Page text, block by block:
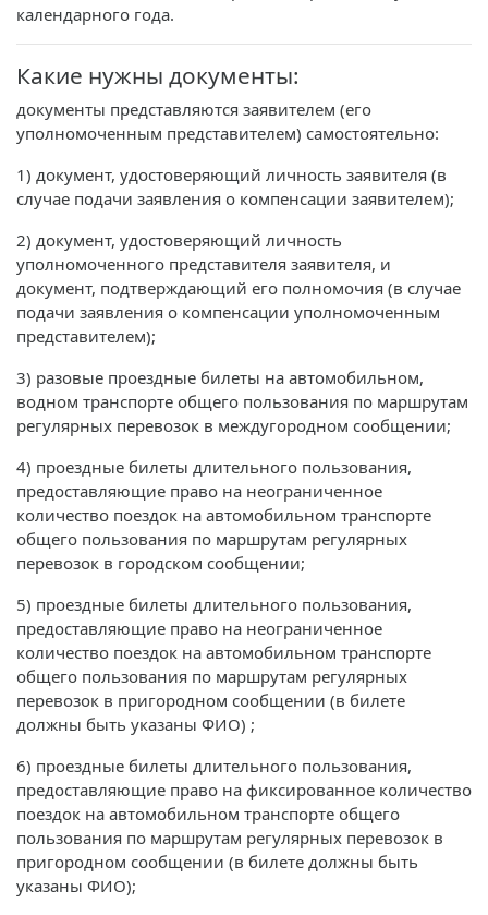
календарного года.
Какие нужны документы:
документы представляются заявителем (его
уполномоченным представителем) самостоятельно:
1) документ, удостоверяющий личность заявителя (в
случае подачи заявления о компенсации заявителем);
2) документ, удостоверяющий личность
уполномоченного представителя заявителя, и
документ, подтверждающий его полномочия (в случае
подачи заявления о компенсации уполномоченным
представителем);
3) разовые проездные билеты на автомобильном,
водном транспорте общего пользования по маршрутам
регулярных перевозок в междугородном сообщении;
4) проездные билеты длительного пользования,
предоставляющие право на неограниченное
количество поездок на автомобильном транспорте
общего пользования по маршрутам регулярных
перевозок в городском сообщении;
5) проездные билеты длительного пользования,
предоставляющие право на неограниченное
количество поездок на автомобильном транспорте
общего пользования по маршрутам регулярных
перевозок в пригородном сообщении (в билете
должны быть указаны ФИО) ;
6) проездные билеты длительного пользования,
предоставляющие право на фиксированное количество
поездок на автомобильном транспорте общего
пользования по маршрутам регулярных перевозок в
пригородном сообщении (в билете должны быть
указаны ФИО);